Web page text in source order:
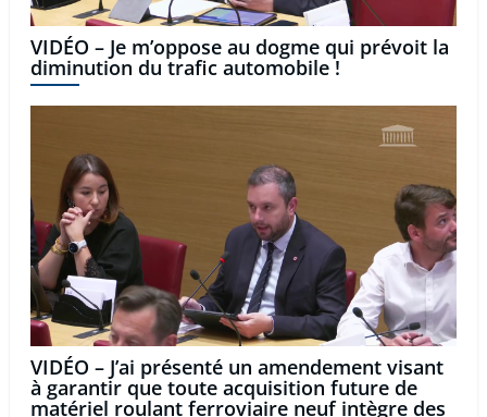
VIDÉO – Je m’oppose au dogme qui prévoit la
diminution du trafic automobile !
VIDÉO – J’ai présenté un amendement visant
à garantir que toute acquisition future de
matériel roulant ferroviaire neuf intègre des